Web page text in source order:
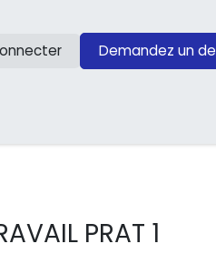
Demandez un
PRAT 1